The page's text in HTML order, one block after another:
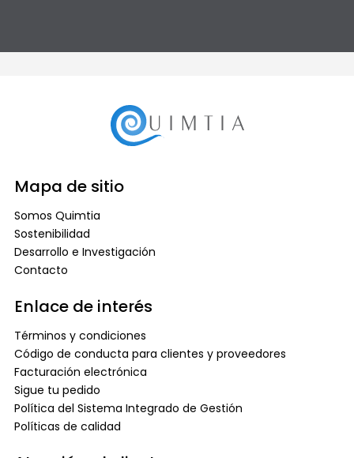
Mapa de sitio
Somos Quimtia
Sostenibilidad
Desarrollo e Investigación
Contacto
Enlace de interés
Términos y condiciones
Código de conducta para clientes y proveedores
Facturación electrónica
Sigue tu pedido
Política del Sistema Integrado de Gestión
Políticas de calidad